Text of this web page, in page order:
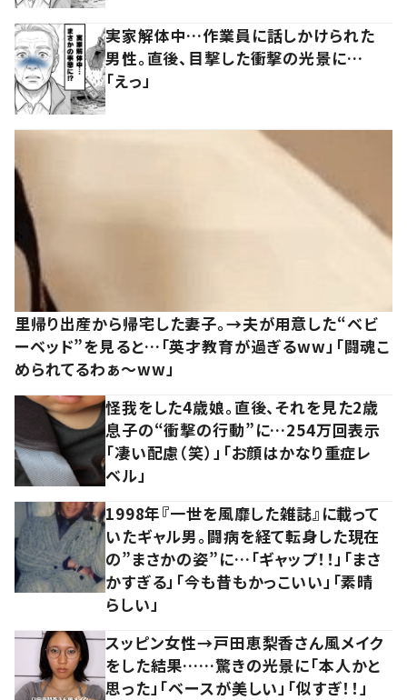
実家解体中…作業員に話しかけられた
男性。直後、目撃した衝撃の光景に…
「えっ」
里帰り出産から帰宅した妻子。→夫が用意した“ベビ
ーベッド”を見ると…「英才教育が過ぎるww」「闘魂こ
められてるわぁ～ww」
怪我をした4歳娘。直後、それを見た2歳
息子の“衝撃の行動”に…254万回表示
「凄い配慮（笑）」「お顔はかなり重症レ
ベル」
1998年『一世を風靡した雑誌』に載って
いたギャル男。闘病を経て転身した現在
の”まさかの姿”に…「ギャップ！！」「まさ
かすぎる」「今も昔もかっこいい」「素晴
らしい」
スッピン女性→戸田恵梨香さん風メイク
をした結果……驚きの光景に「本人かと
思った」「ベースが美しい」「似すぎ！！」